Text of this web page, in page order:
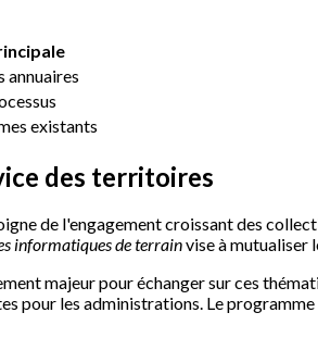
annuaires
existants
des territoires
de l'engagement croissant des
informatiques de terrainvise à mutualiser
majeur pour échanger sur ces
les administrations. Le